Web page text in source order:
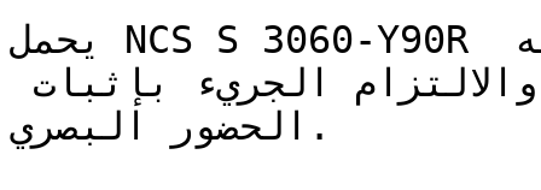
يحمل NCS S 3060-Y90R شحنة عاطفية قوية — فكثافته
الحضور البصري.